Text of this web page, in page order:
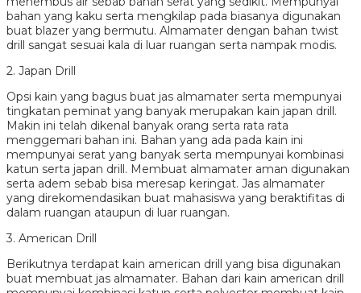
bahan yang kaku serta mengkilap pada biasanya digunakan
buat blazer yang bermutu. Almamater dengan bahan twist
drill sangat sesuai kala di luar ruangan serta nampak modis.
2. Japan Drill
Opsi kain yang bagus buat jas almamater serta mempunyai
tingkatan peminat yang banyak merupakan kain japan drill.
Makin ini telah dikenal banyak orang serta rata rata
menggemari bahan ini. Bahan yang ada pada kain ini
mempunyai serat yang banyak serta mempunyai kombinasi
katun serta japan drill. Membuat almamater aman digunakan
serta adem sebab bisa meresap keringat. Jas almamater
yang direkomendasikan buat mahasiswa yang beraktifitas di
dalam ruangan ataupun di luar ruangan.
3. American Drill
Berikutnya terdapat kain american drill yang bisa digunakan
buat membuat jas almamater. Bahan dari kain american drill